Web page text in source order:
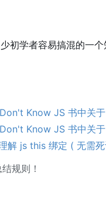
初学者容易搞混的一个
Know JS 书中关
Know JS 书中关
解 js this 绑定 ( 无需
规则！